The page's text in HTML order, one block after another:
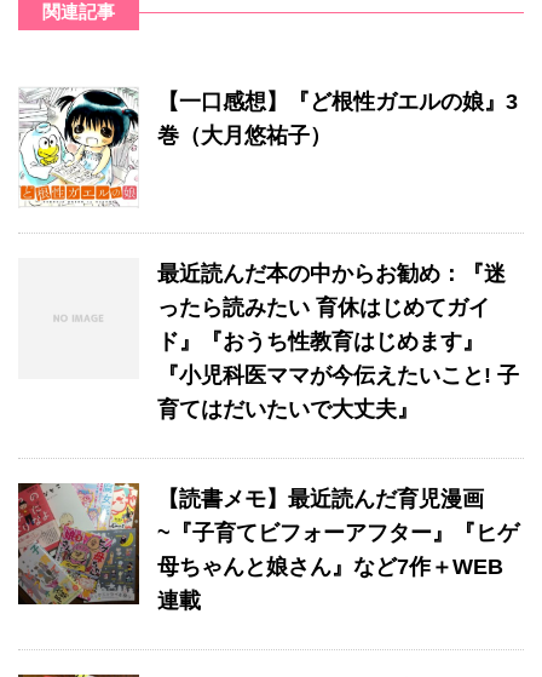
関連記事
【一口感想】『ど根性ガエルの娘』3
巻（大月悠祐子）
最近読んだ本の中からお勧め：『迷
ったら読みたい 育休はじめてガイ
ド』『おうち性教育はじめます』
『小児科医ママが今伝えたいこと! 子
育てはだいたいで大丈夫』
【読書メモ】最近読んだ育児漫画
~『子育てビフォーアフター』『ヒゲ
母ちゃんと娘さん』など7作＋WEB
連載